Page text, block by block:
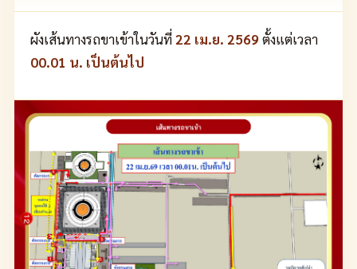
ผังเส้นทางรถขาเข้าในวันที่22 เม.ย. 2569ตั้งแต่เวลา
00.01 น. เป็นต้นไป